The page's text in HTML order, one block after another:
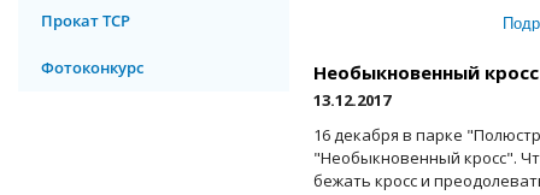
Прокат ТСР
Фотоконкурс Необыкновенный кросс
13.12.2017
16 декабря в парке
"Необыкновенный кросс".
бежать кросс и